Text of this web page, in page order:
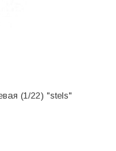
(1/22) "stels"